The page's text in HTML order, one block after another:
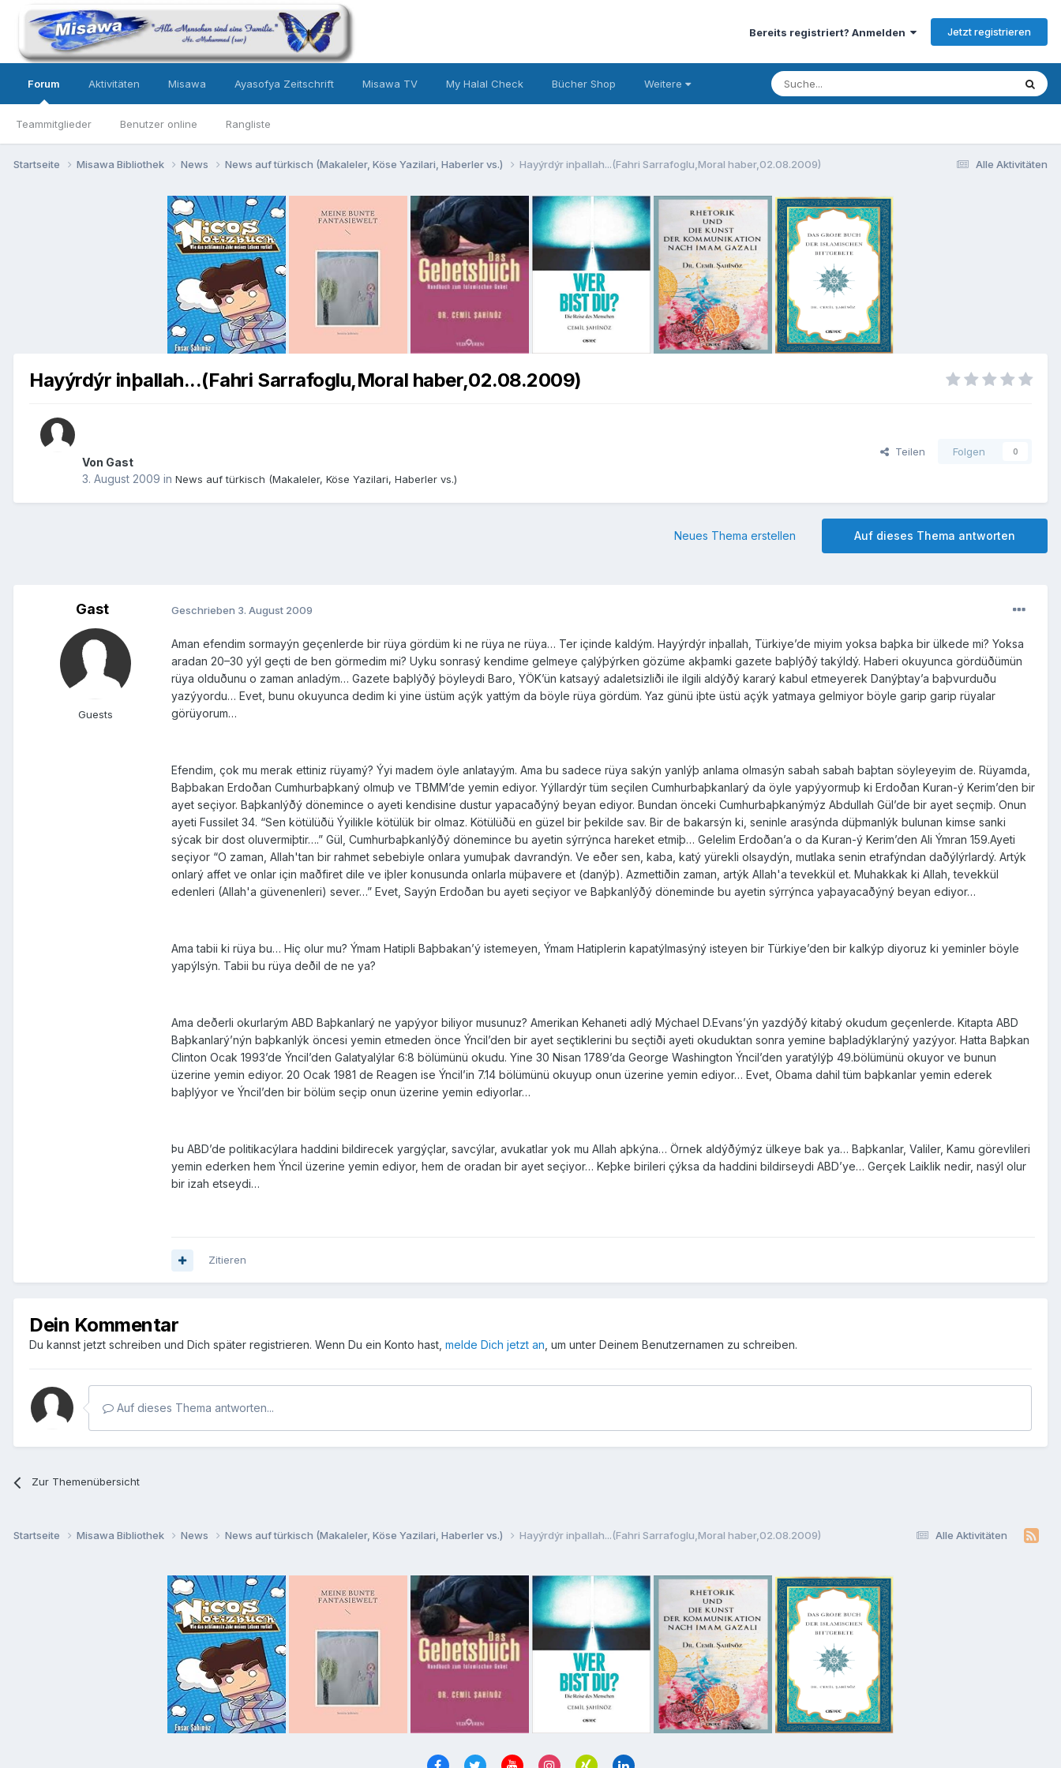
Bereits registriert? Anmelden Jetzt registrieren
Forum
Teammitglieder Benutzer online Rangliste
Aktivitäten Misawa Ayasofya Zeitschrift Misawa TV My Halal Check Bücher Shop Weitere
Alle Aktivitäten
Startseite Misawa Bibliothek News News auf türkisch (Makaleler, Köse Yazilari, Haberler vs.) Hayýrdýr inþallah...(Fahri Sarrafoglu,Moral haber,02.08.2009)
Hayýrdýr inþallah...(Fahri Sarrafoglu,Moral haber,02.08.2009)
Von Gast
3. August 2009 in News auf türkisch (Makaleler, Köse Yazilari, Haberler vs.)
Teilen Folgen 0
Auf dieses Thema antworten
Neues Thema erstellen
Gast
Guests
Geschrieben 3. August 2009
Aman efendim sormayýn geçenlerde bir rüya gördüm ki ne rüya ne rüya… Ter içinde kaldým. Hayýrdýr inþallah, Türkiye’de miyim yoksa baþka bir ülkede mi? Yoksa
aradan 20–30 yýl geçti de ben görmedim mi? Uyku sonrasý kendime gelmeye çalýþýrken gözüme akþamki gazete baþlýðý takýldý. Haberi okuyunca gördüðümün
rüya olduðunu o zaman anladým… Gazete baþlýðý þöyleydi Baro, YÖK’ün katsayý adaletsizliði ile ilgili aldýðý kararý kabul etmeyerek Danýþtay’a baþvurduðu
yazýyordu… Evet, bunu okuyunca dedim ki yine üstüm açýk yattým da böyle rüya gördüm. Yaz günü iþte üstü açýk yatmaya gelmiyor böyle garip garip rüyalar
görüyorum…
Efendim, çok mu merak ettiniz rüyamý? Ýyi madem öyle anlatayým. Ama bu sadece rüya sakýn yanlýþ anlama olmasýn sabah sabah baþtan söyleyeyim de. Rüyamda,
Baþbakan Erdoðan Cumhurbaþkaný olmuþ ve TBMM’de yemin ediyor. Yýllardýr tüm seçilen Cumhurbaþkanlarý da öyle yapýyormuþ ki Erdoðan Kuran-ý Kerim’den bir
ayet seçiyor. Baþkanlýðý dönemince o ayeti kendisine dustur yapacaðýný beyan ediyor. Bundan önceki Cumhurbaþkanýmýz Abdullah Gül’de bir ayet seçmiþ. Onun
ayeti Fussilet 34. “Sen kötülüðü Ýyilikle kötülük bir olmaz. Kötülüðü en güzel bir þekilde sav. Bir de bakarsýn ki, seninle arasýnda düþmanlýk bulunan kimse sanki
sýcak bir dost oluvermiþtir….” Gül, Cumhurbaþkanlýðý dönemince bu ayetin sýrrýnca hareket etmiþ… Gelelim Erdoðan’a o da Kuran-ý Kerim’den Ali Ýmran 159.Ayeti
seçiyor “O zaman, Allah'tan bir rahmet sebebiyle onlara yumuþak davrandýn. Ve eðer sen, kaba, katý yürekli olsaydýn, mutlaka senin etrafýndan daðýlýrlardý. Artýk
onlarý affet ve onlar için maðfiret dile ve iþler konusunda onlarla müþavere et (danýþ). Azmettiðin zaman, artýk Allah'a tevekkül et. Muhakkak ki Allah, tevekkül
edenleri (Allah'a güvenenleri) sever…” Evet, Sayýn Erdoðan bu ayeti seçiyor ve Baþkanlýðý döneminde bu ayetin sýrrýnca yaþayacaðýný beyan ediyor…
Ama tabii ki rüya bu… Hiç olur mu? Ýmam Hatipli Baþbakan’ý istemeyen, Ýmam Hatiplerin kapatýlmasýný isteyen bir Türkiye’den bir kalkýp diyoruz ki yeminler böyle
yapýlsýn. Tabii bu rüya deðil de ne ya?
Ama deðerli okurlarým ABD Baþkanlarý ne yapýyor biliyor musunuz? Amerikan Kehaneti adlý Mýchael D.Evans’ýn yazdýðý kitabý okudum geçenlerde. Kitapta ABD
Baþkanlarý’nýn baþkanlýk öncesi yemin etmeden önce Ýncil’den bir ayet seçtiklerini bu seçtiði ayeti okuduktan sonra yemine baþladýklarýný yazýyor. Hatta Baþkan
Clinton Ocak 1993’de Ýncil’den Galatyalýlar 6:8 bölümünü okudu. Yine 30 Nisan 1789’da George Washington Ýncil’den yaratýlýþ 49.bölümünü okuyor ve bunun
üzerine yemin ediyor. 20 Ocak 1981 de Reagen ise Ýncil’in 7.14 bölümünü okuyup onun üzerine yemin ediyor… Evet, Obama dahil tüm baþkanlar yemin ederek
baþlýyor ve Ýncil’den bir bölüm seçip onun üzerine yemin ediyorlar…
Þu ABD’de politikacýlara haddini bildirecek yargýçlar, savcýlar, avukatlar yok mu Allah aþkýna… Örnek aldýðýmýz ülkeye bak ya… Baþkanlar, Valiler, Kamu görevlileri
yemin ederken hem Ýncil üzerine yemin ediyor, hem de oradan bir ayet seçiyor… Keþke birileri çýksa da haddini bildirseydi ABD’ye… Gerçek Laiklik nedir, nasýl olur
bir izah etseydi…
Zitieren
Dein Kommentar
Du kannst jetzt schreiben und Dich später registrieren. Wenn Du ein Konto hast, melde Dich jetzt an , um unter Deinem Benutzernamen zu schreiben.
Auf dieses Thema antworten...
Zur Themenübersicht
Alle Aktivitäten
Startseite Misawa Bibliothek News News auf türkisch (Makaleler, Köse Yazilari, Haberler vs.) Hayýrdýr inþallah...(Fahri Sarrafoglu,Moral haber,02.08.2009)